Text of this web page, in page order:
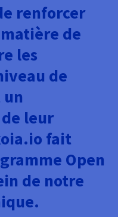
renforcer
de
les
de
leur
fait
Open
de notre